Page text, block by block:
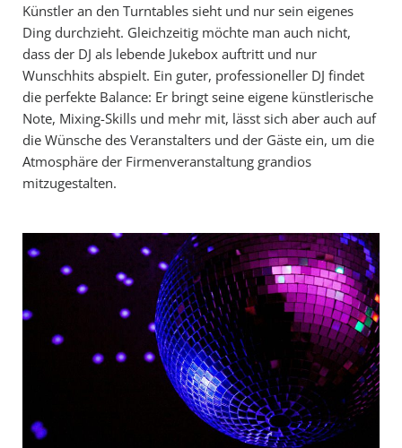
Künstler an den Turntables sieht und nur sein eigenes
Ding durchzieht. Gleichzeitig möchte man auch nicht,
dass der DJ als lebende Jukebox auftritt und nur
Wunschhits abspielt. Ein guter, professioneller DJ findet
die perfekte Balance: Er bringt seine eigene künstlerische
Note, Mixing-Skills und mehr mit, lässt sich aber auch auf
die Wünsche des Veranstalters und der Gäste ein, um die
Atmosphäre der Firmenveranstaltung grandios
mitzugestalten.